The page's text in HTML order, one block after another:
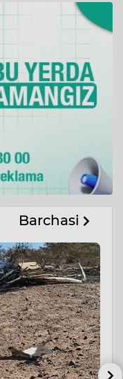
Barchasi